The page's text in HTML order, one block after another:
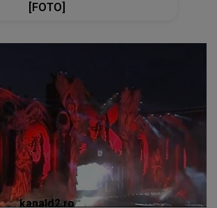
[FOTO]
kanald2.ro